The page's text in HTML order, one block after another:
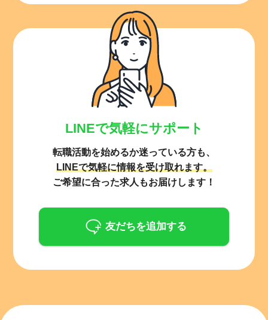
LINEで気軽にサポート
転職活動を始めるか迷っている方も、
LINEで気軽に情報を受け取れます。
ご希望に合った求人もお届けします！
友だちを追加する